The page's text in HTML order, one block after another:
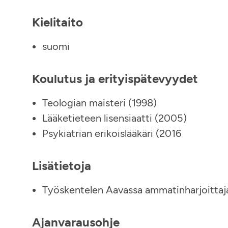
Kielitaito
suomi
Koulutus ja erityispätevyydet
Teologian maisteri (1998)
Lääketieteen lisensiaatti (2005)
Psykiatrian erikoislääkäri (2016
Lisätietoja
Työskentelen Aavassa
Ajanvarausohje